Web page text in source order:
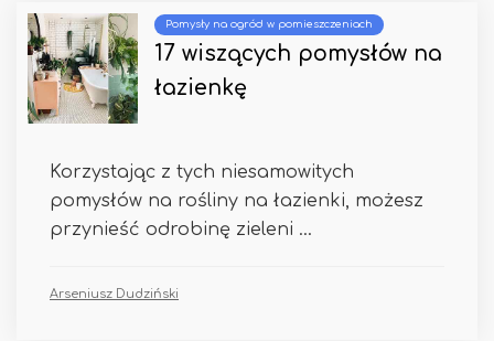
Pomysły na ogród w pomieszczeniach
17 wiszących pomysłów na
łazienkę
Korzystając z tych niesamowitych
pomysłów na rośliny na łazienki, możesz
przynieść odrobinę zieleni ...
Arseniusz Dudziński